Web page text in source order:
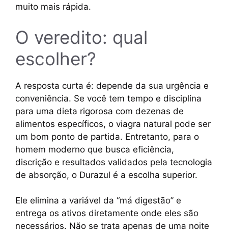
muito mais rápida.
O veredito: qual
escolher?
A resposta curta é: depende da sua urgência e
conveniência. Se você tem tempo e disciplina
para uma dieta rigorosa com dezenas de
alimentos específicos, o viagra natural pode ser
um bom ponto de partida. Entretanto, para o
homem moderno que busca eficiência,
discrição e resultados validados pela tecnologia
de absorção, o Durazul é a escolha superior.
Ele elimina a variável da “má digestão” e
entrega os ativos diretamente onde eles são
necessários. Não se trata apenas de uma noite